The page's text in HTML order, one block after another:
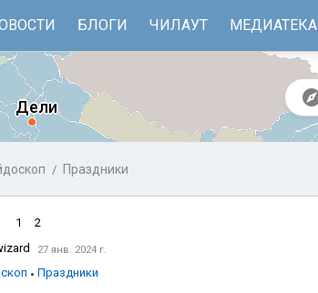
БЛОГИ ЧИЛАУТ МЕДИАТЕКА
Праздники
1
2
27 янв. 2024 г.
Праздники